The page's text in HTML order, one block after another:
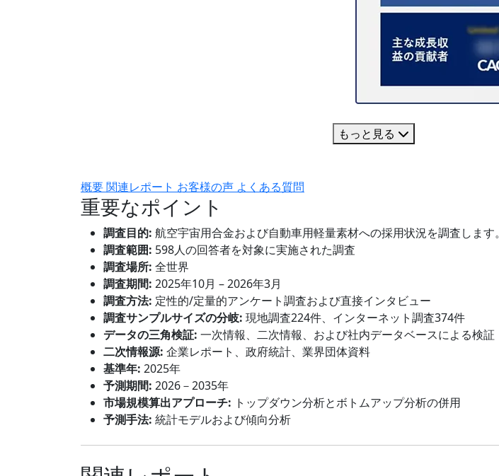
もっと見る
概要関連レポート お客様の声 よくある質問
重要なポイント
調査目的: 航空宇宙用合金および自動車用軽量素材への採用状況を調査します。
調査範囲: 598人の回答者を対象に実施された調査
調査場所: 全世界
調査期間: 2025年10月 – 2026年3月
調査方法: 定性的/定量的アンケート調査および直接インタビュー
調査サンプルサイズの分岐: 現地調査224件、インターネット調査374件
データの三角検証: 一次情報、二次情報、および社内データベースによる検証
二次情報源: 企業レポート、政府統計、業界団体資料
基準年: 2025年
予測期間: 2026－2035年
市場規模算出アプローチ: トップダウン分析とボトムアップ分析の併用
予測手法: 統計モデルおよび傾向分析